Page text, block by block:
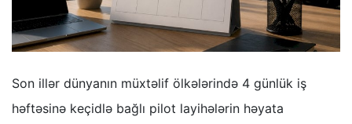
Son illər dünyanın müxtəlif ölkələrində 4 günlük iş
həftəsinə keçidlə bağlı pilot layihələrin həyata